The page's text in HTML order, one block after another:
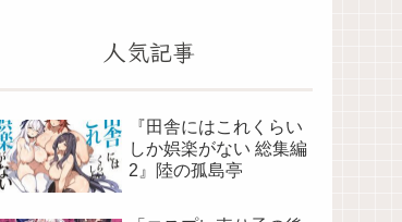
人気記事
『田舎にはこれくらい
しか娯楽がない 総集編
2』陸の孤島亭